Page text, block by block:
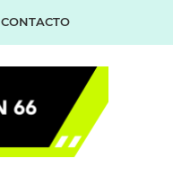
CONTACTO